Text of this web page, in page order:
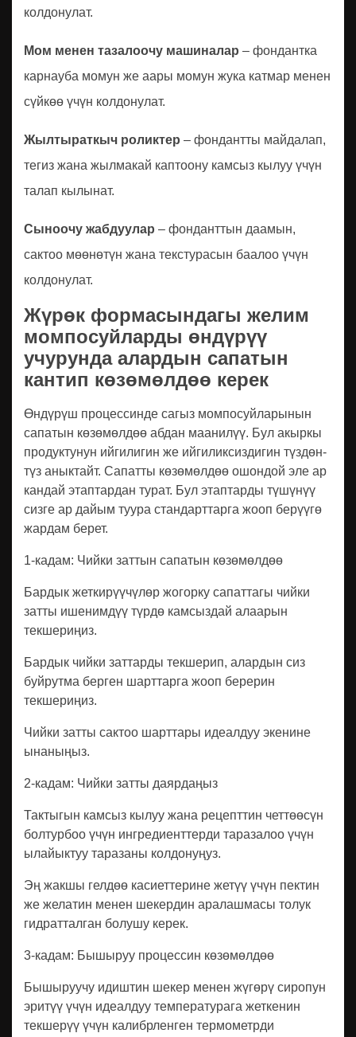
колдонулат.
Мом менен тазалоочу машиналар – фондантка
карнауба момун же аары момун жука катмар менен
сүйкөө үчүн колдонулат.
Жылтыраткыч роликтер – фондантты майдалап,
тегиз жана жылмакай каптоону камсыз кылуу үчүн
талап кылынат.
Сыноочу жабдуулар – фонданттын даамын,
сактоо мөөнөтүн жана текстурасын баалоо үчүн
колдонулат.
Жүрөк формасындагы желим
момпосуйларды өндүрүү
учурунда алардын сапатын
кантип көзөмөлдөө керек
Өндүрүш процессинде сагыз момпосуйларынын
сапатын көзөмөлдөө абдан маанилүү. Бул акыркы
продуктунун ийгилигин же ийгиликсиздигин түздөн-
түз аныктайт. Сапатты көзөмөлдөө ошондой эле ар
кандай этаптардан турат. Бул этаптарды түшүнүү
сизге ар дайым туура стандарттарга жооп берүүгө
жардам берет.
1-кадам: Чийки заттын сапатын көзөмөлдөө
Бардык жеткирүүчүлөр жогорку сапаттагы чийки
затты ишенимдүү түрдө камсыздай алаарын
текшериңиз.
Бардык чийки заттарды текшерип, алардын сиз
буйрутма берген шарттарга жооп берерин
текшериңиз.
Чийки затты сактоо шарттары идеалдуу экенине
ынаныңыз.
2-кадам: Чийки затты даярдаңыз
Тактыгын камсыз кылуу жана рецепттин четтөөсүн
болтурбоо үчүн ингредиенттерди таразалоо үчүн
ылайыктуу таразаны колдонуңуз.
Эң жакшы гелдөө касиеттерине жетүү үчүн пектин
же желатин менен шекердин аралашмасы толук
гидратталган болушу керек.
3-кадам: Бышыруу процессин көзөмөлдөө
Бышыруучу идиштин шекер менен жүгөрү сиропун
эритүү үчүн идеалдуу температурага жеткенин
текшерүү үчүн калибрленген термометрди